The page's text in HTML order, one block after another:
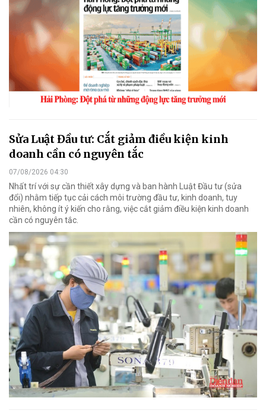
Sửa Luật Đầu tư: Cắt giảm điều kiện kinh
doanh cần có nguyên tắc
07/08/2026 04:30
Nhất trí với sự cần thiết xây dựng và ban hành Luật Đầu tư (sửa
đổi) nhằm tiếp tục cải cách môi trường đầu tư, kinh doanh, tuy
nhiên, không ít ý kiến cho rằng, việc cắt giảm điều kiện kinh doanh
cần có nguyên tắc.